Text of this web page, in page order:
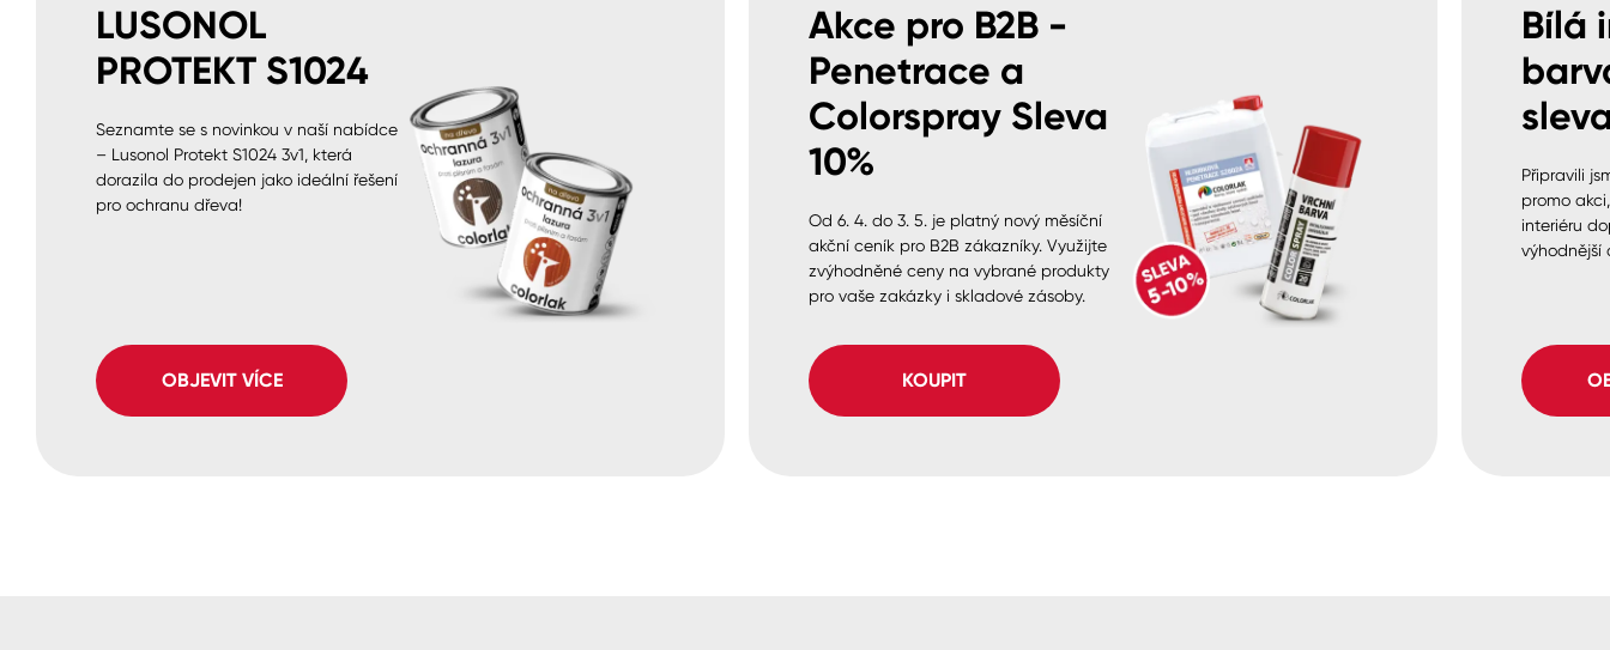
LUSONOL
PROTEKT S1024
Seznamte se s novinkou v naší nabídce
– Lusonol Protekt S1024 3v1, která
dorazila do prodejen jako ideální řešení
pro ochranu dřeva!
OBJEVIT VÍCE
Akce pro B2B -
Penetrace a
Colorspray Sleva
10%
Od 6. 4. do 3. 5. je platný nový měsíční
akční ceník pro B2B zákazníky. Využijte
zvýhodněné ceny na vybrané produkty
pro vaše zakázky i skladové zásoby.
KOUPIT
Bílá
Připravili
promo
interiéru
výhodnější